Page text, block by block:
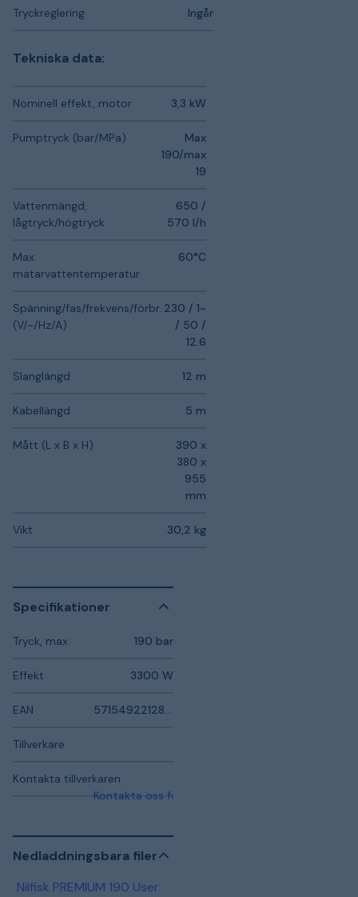
Tryckreglering Ingår
Tekniska data:
Nominell effekt, motor 3,3 kW
Pumptryck (bar/MPa)
Max
190/max
19
Vattenmängd,
lågtryck/högtryck
650 /
570 l/h
Max.
matarvattentemperatur
60°C
Spänning/fas/frekvens/förbr.
(V/~/Hz/A)
230 / 1~
/ 50 /
12.6
Slanglängd 12 m
Kabellängd 5 m
Mått (L x B x H)
390 x
380 x
955
mm
Vikt 30,2 kg
Specifikationer
Tryck, max. 190 bar
Effekt 3300 W
EAN 5715492212897
Tillverkare
Kontakta tillverkaren
Kontakta oss för mer information
Nedladdningsbara filer
Nilfisk PREMIUM 190 User